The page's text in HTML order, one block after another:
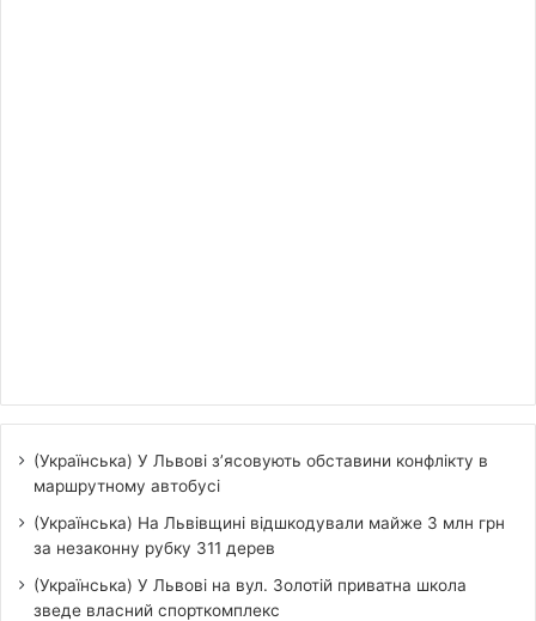
(Українська) У Львові з’ясовують обставини конфлікту в
маршрутному автобусі
(Українська) На Львівщині відшкодували майже 3 млн грн
за незаконну рубку 311 дерев
(Українська) У Львові на вул. Золотій приватна школа
зведе власний спорткомплекс